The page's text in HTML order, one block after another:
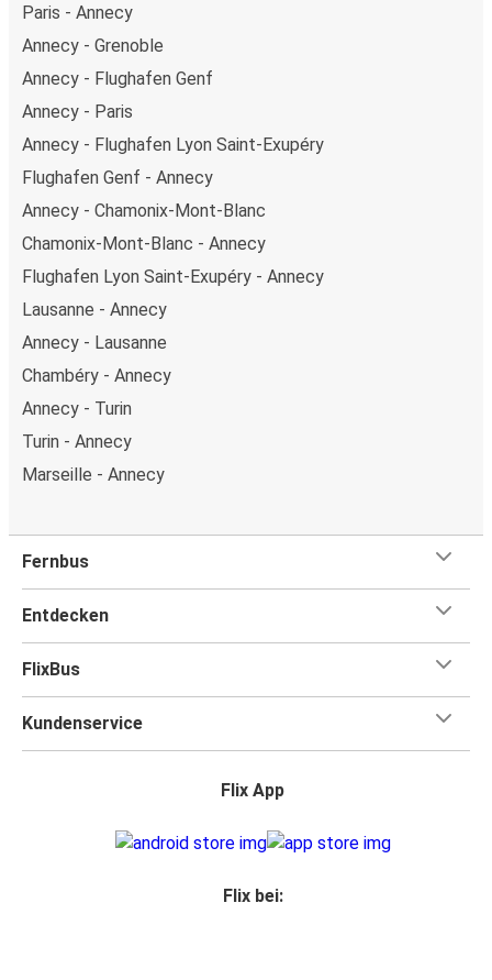
Paris - Annecy
Annecy - Grenoble
Annecy - Flughafen Genf
Annecy - Paris
Annecy - Flughafen Lyon Saint-Exupéry
Flughafen Genf - Annecy
Annecy - Chamonix-Mont-Blanc
Chamonix-Mont-Blanc - Annecy
Flughafen Lyon Saint-Exupéry - Annecy
Lausanne - Annecy
Annecy - Lausanne
Chambéry - Annecy
Annecy - Turin
Turin - Annecy
Marseille - Annecy
Fernbus
Entdecken
FlixBus
Kundenservice
Flix App
Flix bei: